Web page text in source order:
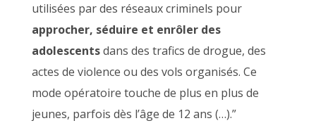
utilisées par des réseaux criminels pour
approcher, séduire et enrôler des
adolescentsdans des trafics de drogue, des
actes de violence ou des vols organisés. Ce
mode opératoire touche de plus en plus de
jeunes, parfois dès l’âge de 12 ans (…).”